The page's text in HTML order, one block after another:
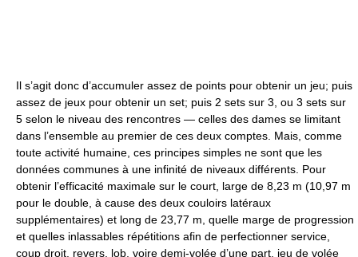
Il s’agit donc d’accumuler assez de points pour obtenir un jeu; puis
assez de jeux pour obtenir un set; puis 2 sets sur 3, ou 3 sets sur
5 selon le niveau des rencontres — celles des dames se limitant
dans l’ensemble au premier de ces deux comptes. Mais, comme
toute activité humaine, ces principes simples ne sont que les
données communes à une infinité de niveaux différents. Pour
obtenir l’efficacité maximale sur le court, large de 8,23 m (10,97 m
pour le double, à cause des deux couloirs latéraux
supplémentaires) et long de 23,77 m, quelle marge de progression
et quelles inlassables répétitions afin de perfectionner service,
coup droit, revers, lob, voire demi-volée d’une part, jeu de volée